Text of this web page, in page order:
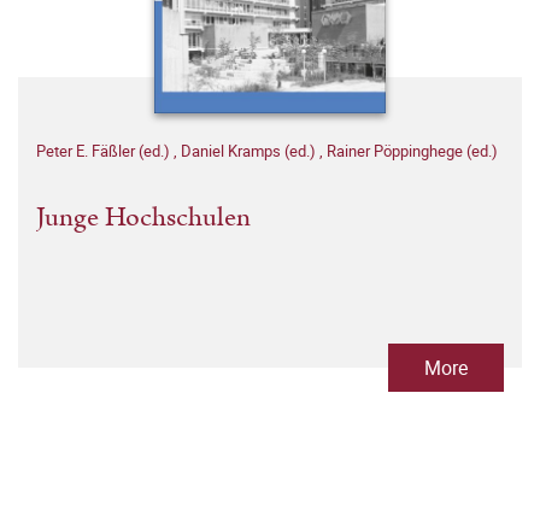
Peter E. Fäßler (ed.) , Daniel Kramps (ed.) , Rainer Pöppinghege (ed.)
Junge Hochschulen
More